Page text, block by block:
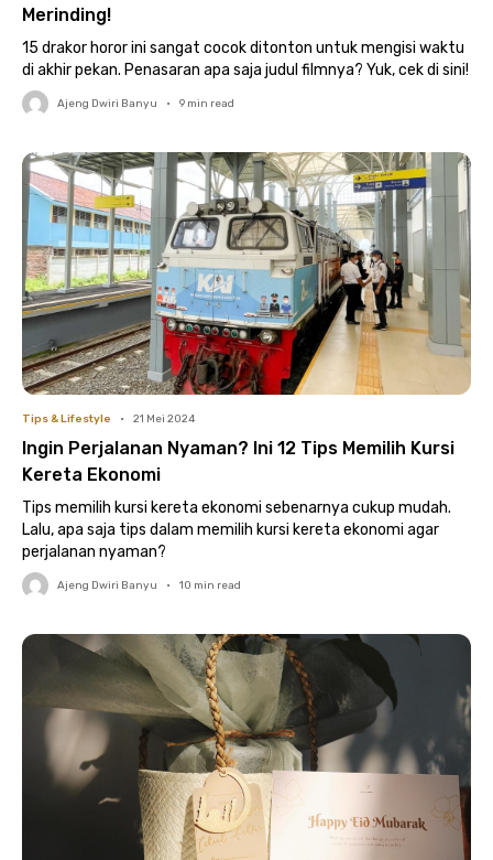
Merinding!
15 drakor horor ini sangat cocok ditonton untuk mengisi waktu
di akhir pekan. Penasaran apa saja judul filmnya? Yuk, cek di sini!
Ajeng Dwiri Banyu • 9 min read
Tips & Lifestyle • 21 Mei 2024
Ingin Perjalanan Nyaman? Ini 12 Tips Memilih Kursi
Kereta Ekonomi
Tips memilih kursi kereta ekonomi sebenarnya cukup mudah.
Lalu, apa saja tips dalam memilih kursi kereta ekonomi agar
perjalanan nyaman?
Ajeng Dwiri Banyu • 10 min read